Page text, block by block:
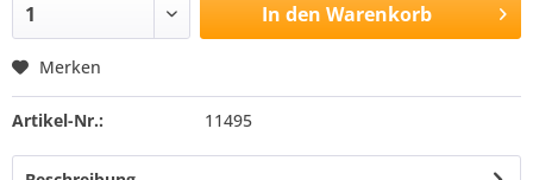
In den Warenkorb
Merken
Artikel-Nr.: 11495